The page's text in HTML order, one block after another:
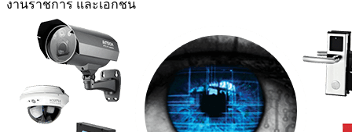
งานราชการ และเอกชน